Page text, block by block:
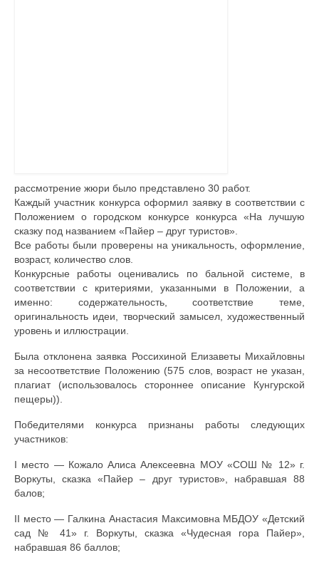
рассмотрение жюри было представлено 30 работ.
Каждый участник конкурса оформил заявку в соответствии с
Положением о городском конкурсе конкурса «На лучшую
сказку под названием «Пайер – друг туристов».
Все работы были проверены на уникальность, оформление,
возраст, количество слов.
Конкурсные работы оценивались по бальной системе, в
соответствии с критериями, указанными в Положении, а
именно: содержательность, соответствие теме,
оригинальность идеи, творческий замысел, художественный
уровень и иллюстрации.
Была отклонена заявка Россихиной Елизаветы Михайловны
за несоответствие Положению (575 слов, возраст не указан,
плагиат (использовалось стороннее описание Кунгурской
пещеры)).
Победителями конкурса признаны работы следующих
участников:
I место — Кожало Алиса Алексеевна МОУ «СОШ № 12» г.
Воркуты, сказка «Пайер – друг туристов», набравшая 88
балов;
II место — Галкина Анастасия Максимовна МБДОУ «Детский
сад № 41» г. Воркуты, сказка «Чудесная гора Пайер»,
набравшая 86 баллов;